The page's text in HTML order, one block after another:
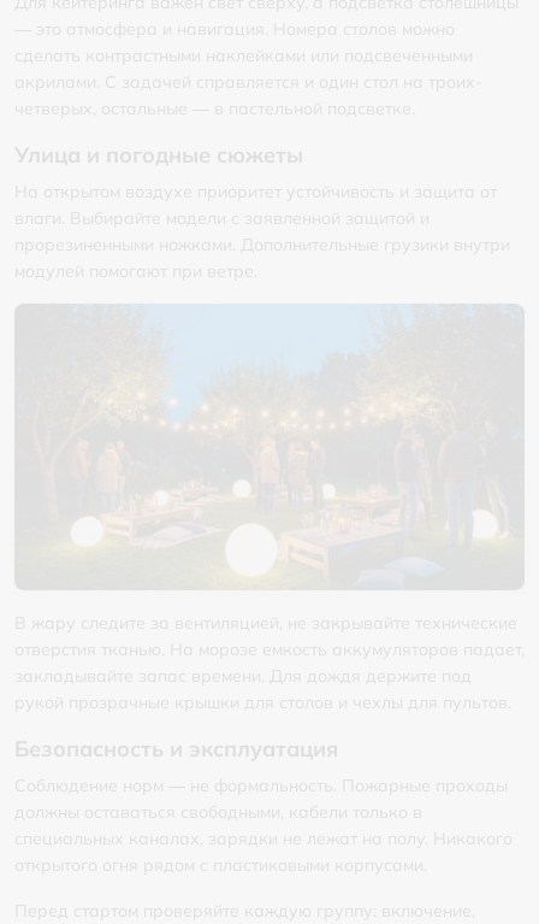
— это атмосфера и навигация. Номера столов можно
сделать контрастными наклейками или подсвеченными
акрилами. С задачей справляется и один стол на троих-
четверых, остальные — в пастельной подсветке.
Улица и погодные сюжеты
На открытом воздухе приоритет устойчивость и защита от
влаги. Выбирайте модели с заявленной защитой и
прорезиненными ножками. Дополнительные грузики внутри
модулей помогают при ветре.
В жару следите за вентиляцией, не закрывайте технические
отверстия тканью. На морозе емкость аккумуляторов падает,
закладывайте запас времени. Для дождя держите под
рукой прозрачные крышки для столов и чехлы для пультов.
Безопасность и эксплуатация
Соблюдение норм — не формальность. Пожарные проходы
должны оставаться свободными, кабели только в
специальных каналах, зарядки не лежат на полу. Никакого
открытого огня рядом с пластиковыми корпусами.
Перед стартом проверяйте каждую группу: включение,